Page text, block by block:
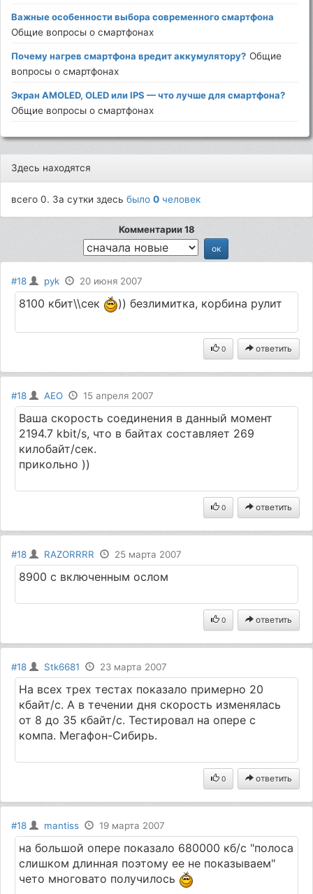
Важные особенности выбора современного смартфона
Общие вопросы о смартфонах
Почему нагрев смартфона вредит аккумулятору? Общие
вопросы о смартфонах
Экран AMOLED, OLED или IPS — что лучше для смартфона?
Общие вопросы о смартфонах
Здесь находятся
всего 0. За сутки здесьбыло0 человек
Комментарии 18
#18 pyk 20 июня 2007
8100 кбит\\сек )) безлимитка, корбина рулит
0 ответить
#18 AEO 15 апреля 2007
Ваша скорость соединения в данный момент
2194.7 kbit/s, что в байтах составляет 269
килобайт/сек.
прикольно ))
0 ответить
#18 RAZORRRR 25 марта 2007
8900 с включенным ослом
0 ответить
#18 Stk6681 23 марта 2007
На всех трех тестах показало примерно 20
кбайт/с. А в течении дня скорость изменялась
от 8 до 35 кбайт/с. Тестировал на опере с
компа. Мегафон-Сибирь.
0 ответить
#18 mantiss 19 марта 2007
на большой опере показало 680000 кб/с "полоса
слишком длинная поэтому ее не показываем"
чето многовато получилось